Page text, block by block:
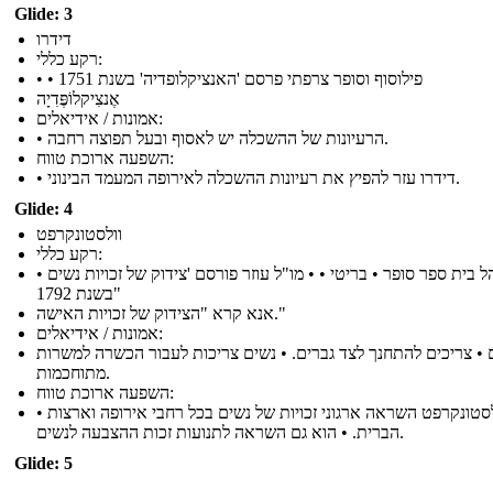
Glide: 3
דידרו
רקע כללי:
• • פילוסוף וסופר צרפתי פרסם 'האנציקלופדיה' בשנת 1751
אֶנצִיקלוֹפֶּדִיָה
אמונות / אידיאלים:
• הרעיונות של ההשכלה יש לאסוף ובעל תפוצה רחבה.
השפעה ארוכת טווח:
• דידרו עזר להפיץ את רעיונות ההשכלה לאירופה המעמד הבינוני.
Glide: 4
וולסטונקרפט
רקע כללי:
• מנהל בית ספר סופר • בריטי • • מו"ל עוזר פורסם 'צידוק של זכויות נשים
"בשנת 1792
אנא קרא "הצידוק של זכויות האישה."
אמונות / אידיאלים:
• צריכים להתחנך לצד גברים. • נשים צריכות לעבור הכשרה למשרות
מתוחכמות.
השפעה ארוכת טווח:
• וולסטונקרפט השראה ארגוני זכויות של נשים בכל רחבי אירופה וארצות
הברית. • הוא גם השראה לתנועות זכות ההצבעה לנשים.
Glide: 5